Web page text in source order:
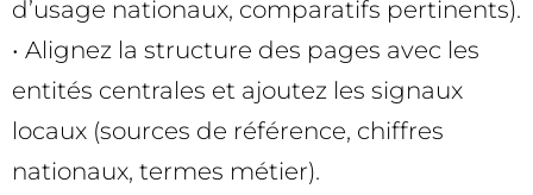
d’usage nationaux, comparatifs pertinents).
• Alignez la structure des pages avec les
entités centrales et ajoutez les signaux
locaux (sources de référence, chiffres
nationaux, termes métier).